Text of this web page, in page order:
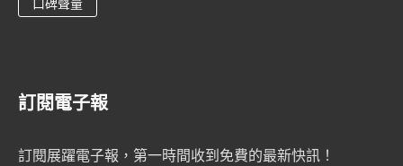
口碑聲量
訂閱電子報
訂閱展躍電子報，第一時間收到免費的最新快訊！